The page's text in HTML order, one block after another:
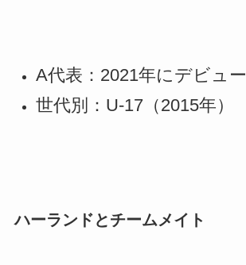
A代表：2021年にデビュー
世代別：U-17（2015年）
ハーランドとチームメイト